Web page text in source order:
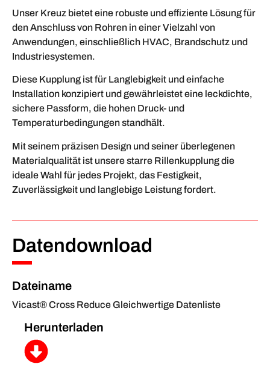
Unser Kreuz bietet eine robuste und effiziente Lösung für
den Anschluss von Rohren in einer Vielzahl von
Anwendungen, einschließlich HVAC, Brandschutz und
Industriesystemen.
Diese Kupplung ist für Langlebigkeit und einfache
Installation konzipiert und gewährleistet eine leckdichte,
sichere Passform, die hohen Druck- und
Temperaturbedingungen standhält.
Mit seinem präzisen Design und seiner überlegenen
Materialqualität ist unsere starre Rillenkupplung die
ideale Wahl für jedes Projekt, das Festigkeit,
Zuverlässigkeit und langlebige Leistung fordert.
Datendownload
Dateiname
Vicast® Cross Reduce Gleichwertige Datenliste
Herunterladen